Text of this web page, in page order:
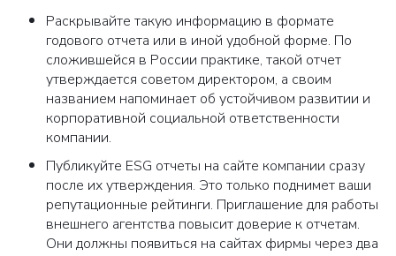
Раскрывайте такую информацию в формате
годового отчета или в иной удобной форме. По
сложившейся в России практике, такой отчет
утверждается советом директором, а своим
названием напоминает об устойчивом развитии и
корпоративной социальной ответственности
компании.
Публикуйте ESG отчеты на сайте компании сразу
после их утверждения. Это только поднимет ваши
репутационные рейтинги. Приглашение для работы
внешнего агентства повысит доверие к отчетам.
Они должны появиться на сайтах фирмы через два